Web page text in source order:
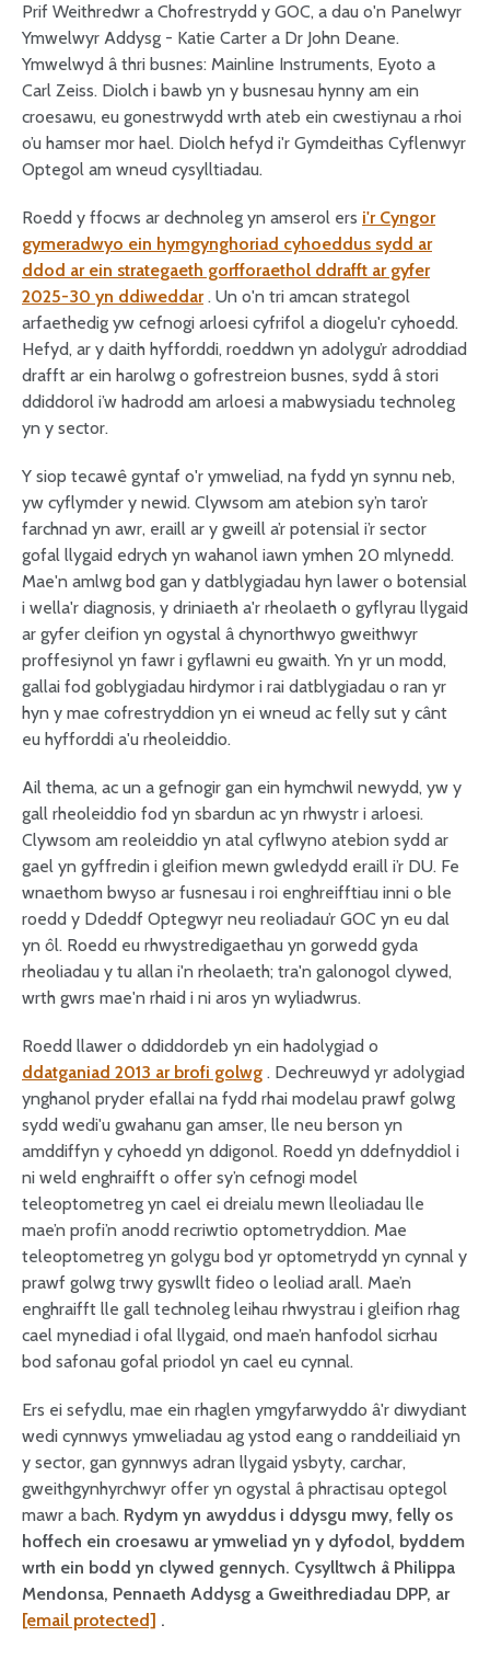
Prif Weithredwr a Chofrestrydd y GOC, a dau o'n Panelwyr
Ymwelwyr Addysg - Katie Carter a Dr John Deane.
Ymwelwyd â thri busnes: Mainline Instruments, Eyoto a
Carl Zeiss. Diolch i bawb yn y busnesau hynny am ein
croesawu, eu gonestrwydd wrth ateb ein cwestiynau a rhoi
o’u hamser mor hael. Diolch hefyd i'r Gymdeithas Cyflenwyr
Optegol am wneud cysylltiadau.
Roedd y ffocws ar dechnoleg yn amserol ers i'r Cyngor
gymeradwyo ein hymgynghoriad cyhoeddus sydd ar
ddod ar ein strategaeth gorfforaethol ddrafft ar gyfer
2025-30 yn ddiweddar. Un o'n tri amcan strategol
arfaethedig yw cefnogi arloesi cyfrifol a diogelu'r cyhoedd.
Hefyd, ar y daith hyfforddi, roeddwn yn adolygu’r adroddiad
drafft ar ein harolwg o gofrestreion busnes, sydd â stori
ddiddorol i’w hadrodd am arloesi a mabwysiadu technoleg
yn y sector.
Y siop tecawê gyntaf o'r ymweliad, na fydd yn synnu neb,
yw cyflymder y newid. Clywsom am atebion sy’n taro’r
farchnad yn awr, eraill ar y gweill a’r potensial i’r sector
gofal llygaid edrych yn wahanol iawn ymhen 20 mlynedd.
Mae'n amlwg bod gan y datblygiadau hyn lawer o botensial
i wella'r diagnosis, y driniaeth a'r rheolaeth o gyflyrau llygaid
ar gyfer cleifion yn ogystal â chynorthwyo gweithwyr
proffesiynol yn fawr i gyflawni eu gwaith. Yn yr un modd,
gallai fod goblygiadau hirdymor i rai datblygiadau o ran yr
hyn y mae cofrestryddion yn ei wneud ac felly sut y cânt
eu hyfforddi a'u rheoleiddio.
Ail thema, ac un a gefnogir gan ein hymchwil newydd, yw y
gall rheoleiddio fod yn sbardun ac yn rhwystr i arloesi.
Clywsom am reoleiddio yn atal cyflwyno atebion sydd ar
gael yn gyffredin i gleifion mewn gwledydd eraill i’r DU. Fe
wnaethom bwyso ar fusnesau i roi enghreifftiau inni o ble
roedd y Ddeddf Optegwyr neu reoliadau’r GOC yn eu dal
yn ôl. Roedd eu rhwystredigaethau yn gorwedd gyda
rheoliadau y tu allan i'n rheolaeth; tra'n galonogol clywed,
wrth gwrs mae'n rhaid i ni aros yn wyliadwrus.
Roedd llawer o ddiddordeb yn ein hadolygiad o
ddatganiad 2013 ar brofi golwg . Dechreuwyd yr adolygiad
ynghanol pryder efallai na fydd rhai modelau prawf golwg
sydd wedi'u gwahanu gan amser, lle neu berson yn
amddiffyn y cyhoedd yn ddigonol. Roedd yn ddefnyddiol i
ni weld enghraifft o offer sy’n cefnogi model
teleoptometreg yn cael ei dreialu mewn lleoliadau lle
mae’n profi’n anodd recriwtio optometryddion. Mae
teleoptometreg yn golygu bod yr optometrydd yn cynnal y
prawf golwg trwy gyswllt fideo o leoliad arall. Mae’n
enghraifft lle gall technoleg leihau rhwystrau i gleifion rhag
cael mynediad i ofal llygaid, ond mae’n hanfodol sicrhau
bod safonau gofal priodol yn cael eu cynnal.
Ers ei sefydlu, mae ein rhaglen ymgyfarwyddo â'r diwydiant
wedi cynnwys ymweliadau ag ystod eang o randdeiliaid yn
y sector, gan gynnwys adran llygaid ysbyty, carchar,
gweithgynhyrchwyr offer yn ogystal â phractisau optegol
mawr a bach. Rydym yn awyddus i ddysgu mwy, felly os
hoffech ein croesawu ar ymweliad yn y dyfodol, byddem
wrth ein bodd yn clywed gennych. Cysylltwch â Philippa
Mendonsa, Pennaeth Addysg a Gweithrediadau DPP, ar
[email protected] .